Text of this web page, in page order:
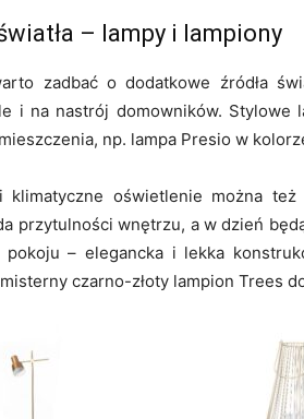
– lampy i lampiony
zadbać o dodatkowe źródła
i na nastrój domowników. Stylowe
np. lampa Presio w
klimatyczne oświetlenie można
przytulności wnętrzu, a w dzień
pokoju – elegancka i lekka
czarno-złoty lampion Trees